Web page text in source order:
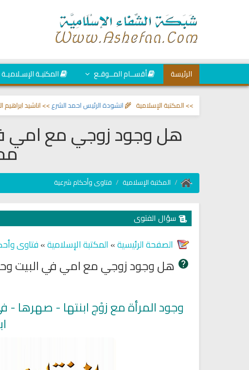
الرئيسة أقســام المــوقـع المكتبـة الإسـلاميـة
انشودة الرئيس احمد الشرع>> اناشيد ابراهيم >> المكتبة الإسلامية 🌾
هل وجود زوجي مع امي
المكتبة الإسلامية فتاوى وأحكام شرعية
سؤال الفتوى
الصفحة الرئيسية»المكتبة الإسلامية»فتاوى
هل وجود زوجي مع امي في البيت
وجود المرأة مع زوْج ابنتها - صهرها